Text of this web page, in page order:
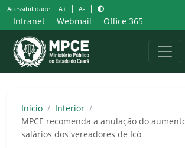
Pular
para
o
conteúdo
Acessibilidade: A+ | A- |
Intranet Webmail Office 365
Início / Interior /
MPCE recomenda a anulação do
salários dos vereadores de Icó